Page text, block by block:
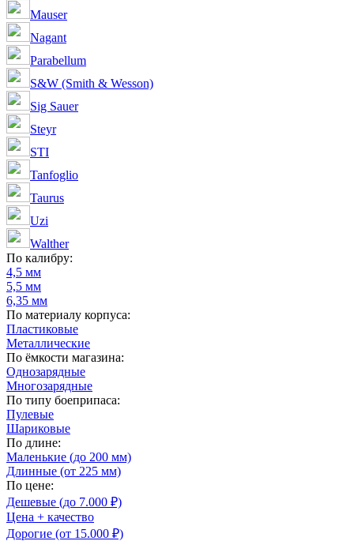
Mauser
Nagant
Parabellum
S&W (Smith & Wesson)
Sig Sauer
Steyr
STI
Tanfoglio
Taurus
Uzi
Walther
По калибру:
4,5 мм
5,5 мм
6,35 мм
По материалу корпуса:
Пластиковые
Металлические
По ёмкости магазина:
Однозарядные
Многозарядные
По типу боеприпаса:
Пулевые
Шариковые
По длине:
Маленькие (до 200 мм)
Длинные (от 225 мм)
По цене:
Дешевые (до 7.000 ₽)
Цена + качество
Дорогие (от 15.000 ₽)